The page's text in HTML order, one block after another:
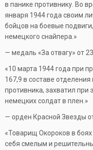
в панике противнику. Во
января 1944 года своим
бойцов на боевые
немецкого снайпера.»
— медаль «За отвагу» от
«10 марта 1944 года при
167,9 в составе
противника, захватил при
немецких солдат в плен.»
— орден Красной Звезды
«Товарищ Окороков в
себя смелым и